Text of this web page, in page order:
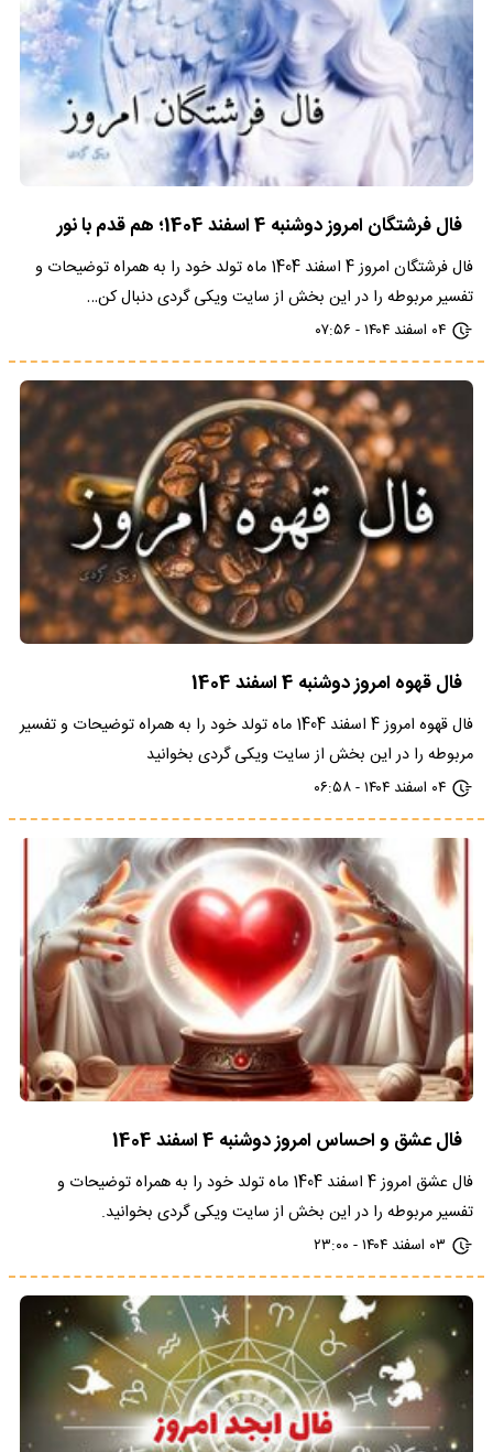
فال فرشتگان امروز دوشنبه 4 اسفند 1404؛ هم قدم با نور
فال فرشتگان امروز 4 اسفند 1404 ماه تولد خود را به همراه توضیحات و
تفسیر مربوطه را در این بخش از سایت ویکی گردی دنبال کن…
۰۴ اسفند ۱۴۰۴ - ۰۷:۵۶
فال قهوه امروز دوشنبه 4 اسفند 1404
فال قهوه امروز 4 اسفند 1404 ماه تولد خود را به همراه توضیحات و تفسیر
مربوطه را در این بخش از سایت ویکی گردی بخوانید
۰۴ اسفند ۱۴۰۴ - ۰۶:۵۸
فال عشق و احساس امروز دوشنبه 4 اسفند 1404
فال عشق امروز 4 اسفند 1404 ماه تولد خود را به همراه توضیحات و
تفسیر مربوطه را در این بخش از سایت ویکی گردی بخوانید.
۰۳ اسفند ۱۴۰۴ - ۲۳:۰۰